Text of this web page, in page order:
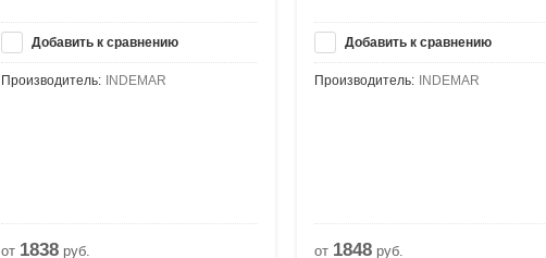
Добавить к сравнению
Производитель: INDEMAR
от 1838 руб.
Добавить к сравнению
Производитель: INDEMAR
от 1848руб.